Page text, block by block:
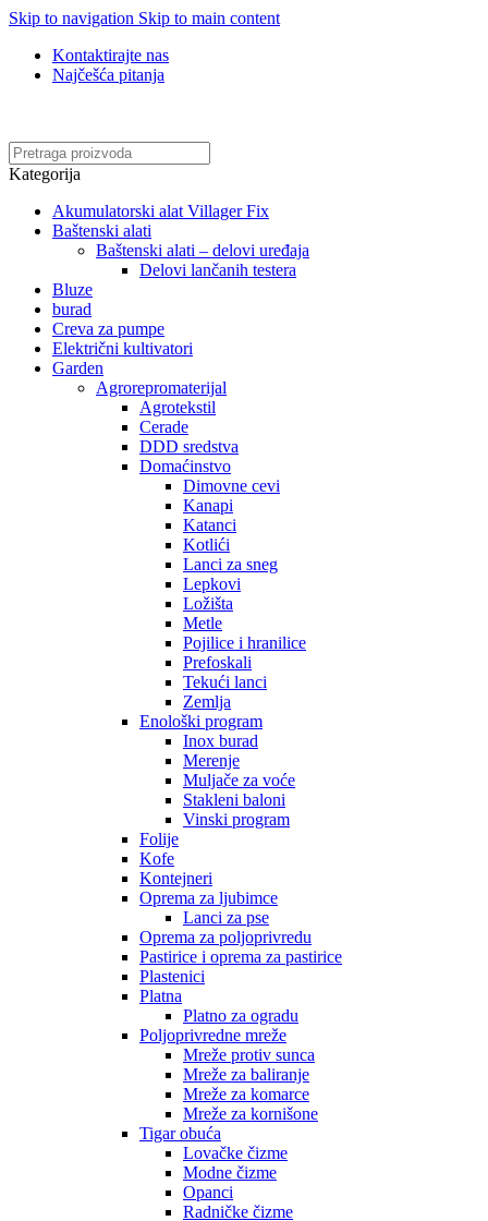
Skip to navigation Skip to main content
Kontaktirajte nas
Najčešća pitanja
Kategorija
Akumulatorski alat Villager Fix
Baštenski alati
Baštenski alati – delovi uređaja
Delovi lančanih testera
Bluze
burad
Creva za pumpe
Električni kultivatori
Garden
Agrorepromaterijal
Agrotekstil
Cerade
DDD sredstva
Domaćinstvo
Dimovne cevi
Kanapi
Katanci
Kotlići
Lanci za sneg
Lepkovi
Ložišta
Metle
Pojilice i hranilice
Prefoskali
Tekući lanci
Zemlja
Enološki program
Inox burad
Merenje
Muljače za voće
Stakleni baloni
Vinski program
Folije
Kofe
Kontejneri
Oprema za ljubimce
Lanci za pse
Oprema za poljoprivredu
Pastirice i oprema za pastirice
Plastenici
Platna
Platno za ogradu
Poljoprivredne mreže
Mreže protiv sunca
Mreže za baliranje
Mreže za komarce
Mreže za kornišone
Tigar obuća
Lovačke čizme
Modne čizme
Opanci
Radničke čizme